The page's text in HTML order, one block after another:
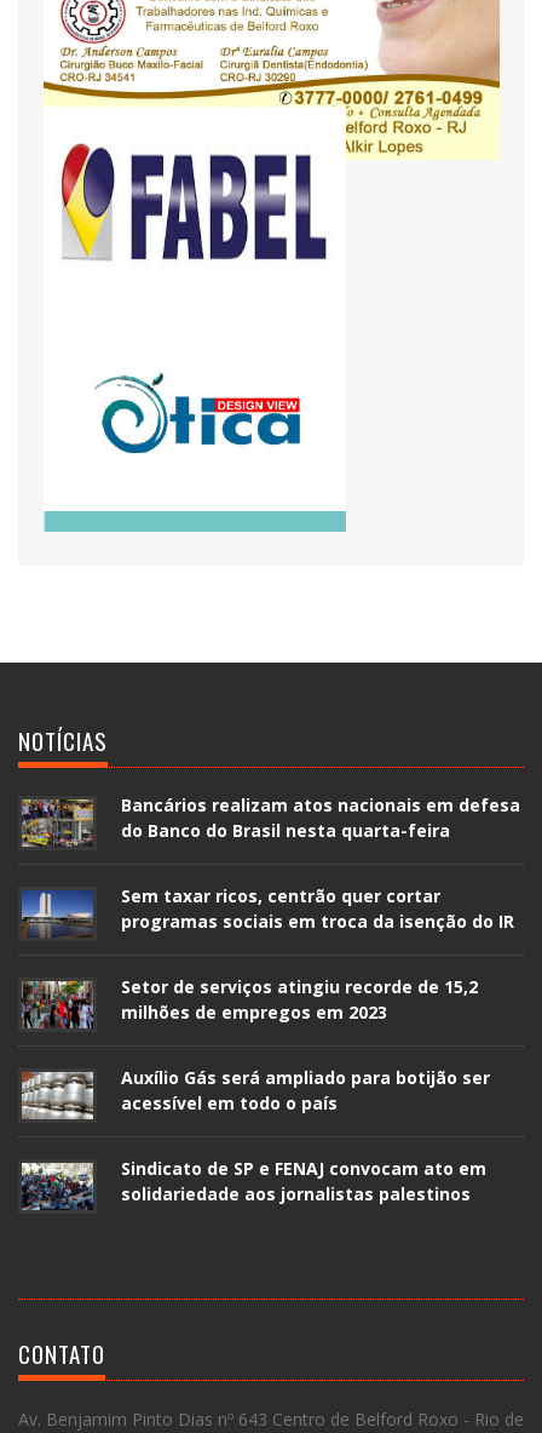
NOTÍCIAS
Bancários realizam atos nacionais em defesa
do Banco do Brasil nesta quarta-feira
Sem taxar ricos, centrão quer cortar
programas sociais em troca da isenção do IR
Setor de serviços atingiu recorde de 15,2
milhões de empregos em 2023
Auxílio Gás será ampliado para botijão ser
acessível em todo o país
Sindicato de SP e FENAJ convocam ato em
solidariedade aos jornalistas palestinos
CONTATO
Av. Benjamim Pinto Dias nº 643 Centro de Belford Roxo - Rio de